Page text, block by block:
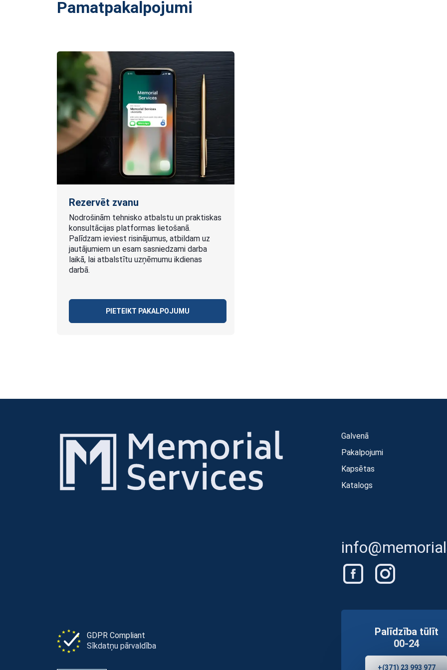
Pamatpakalpojumi
Rezervēt zvanu
Nodrošinām tehnisko atbalstu un praktiskas
konsultācijas platformas lietošanā.
Palīdzam ieviest risinājumus, atbildam uz
jautājumiem un esam sasniedzami darba
laikā, lai atbalstītu uzņēmumu ikdienas
darbā.
PIETEIKT PAKALPOJUMU
Galvenā
Pakalpojumi
Kapsētas
Katalogs
GDPR Compliant
Sīkdatņu pārvaldība
Palīdzība tūlīt
00-24
+(371) 23 993 977